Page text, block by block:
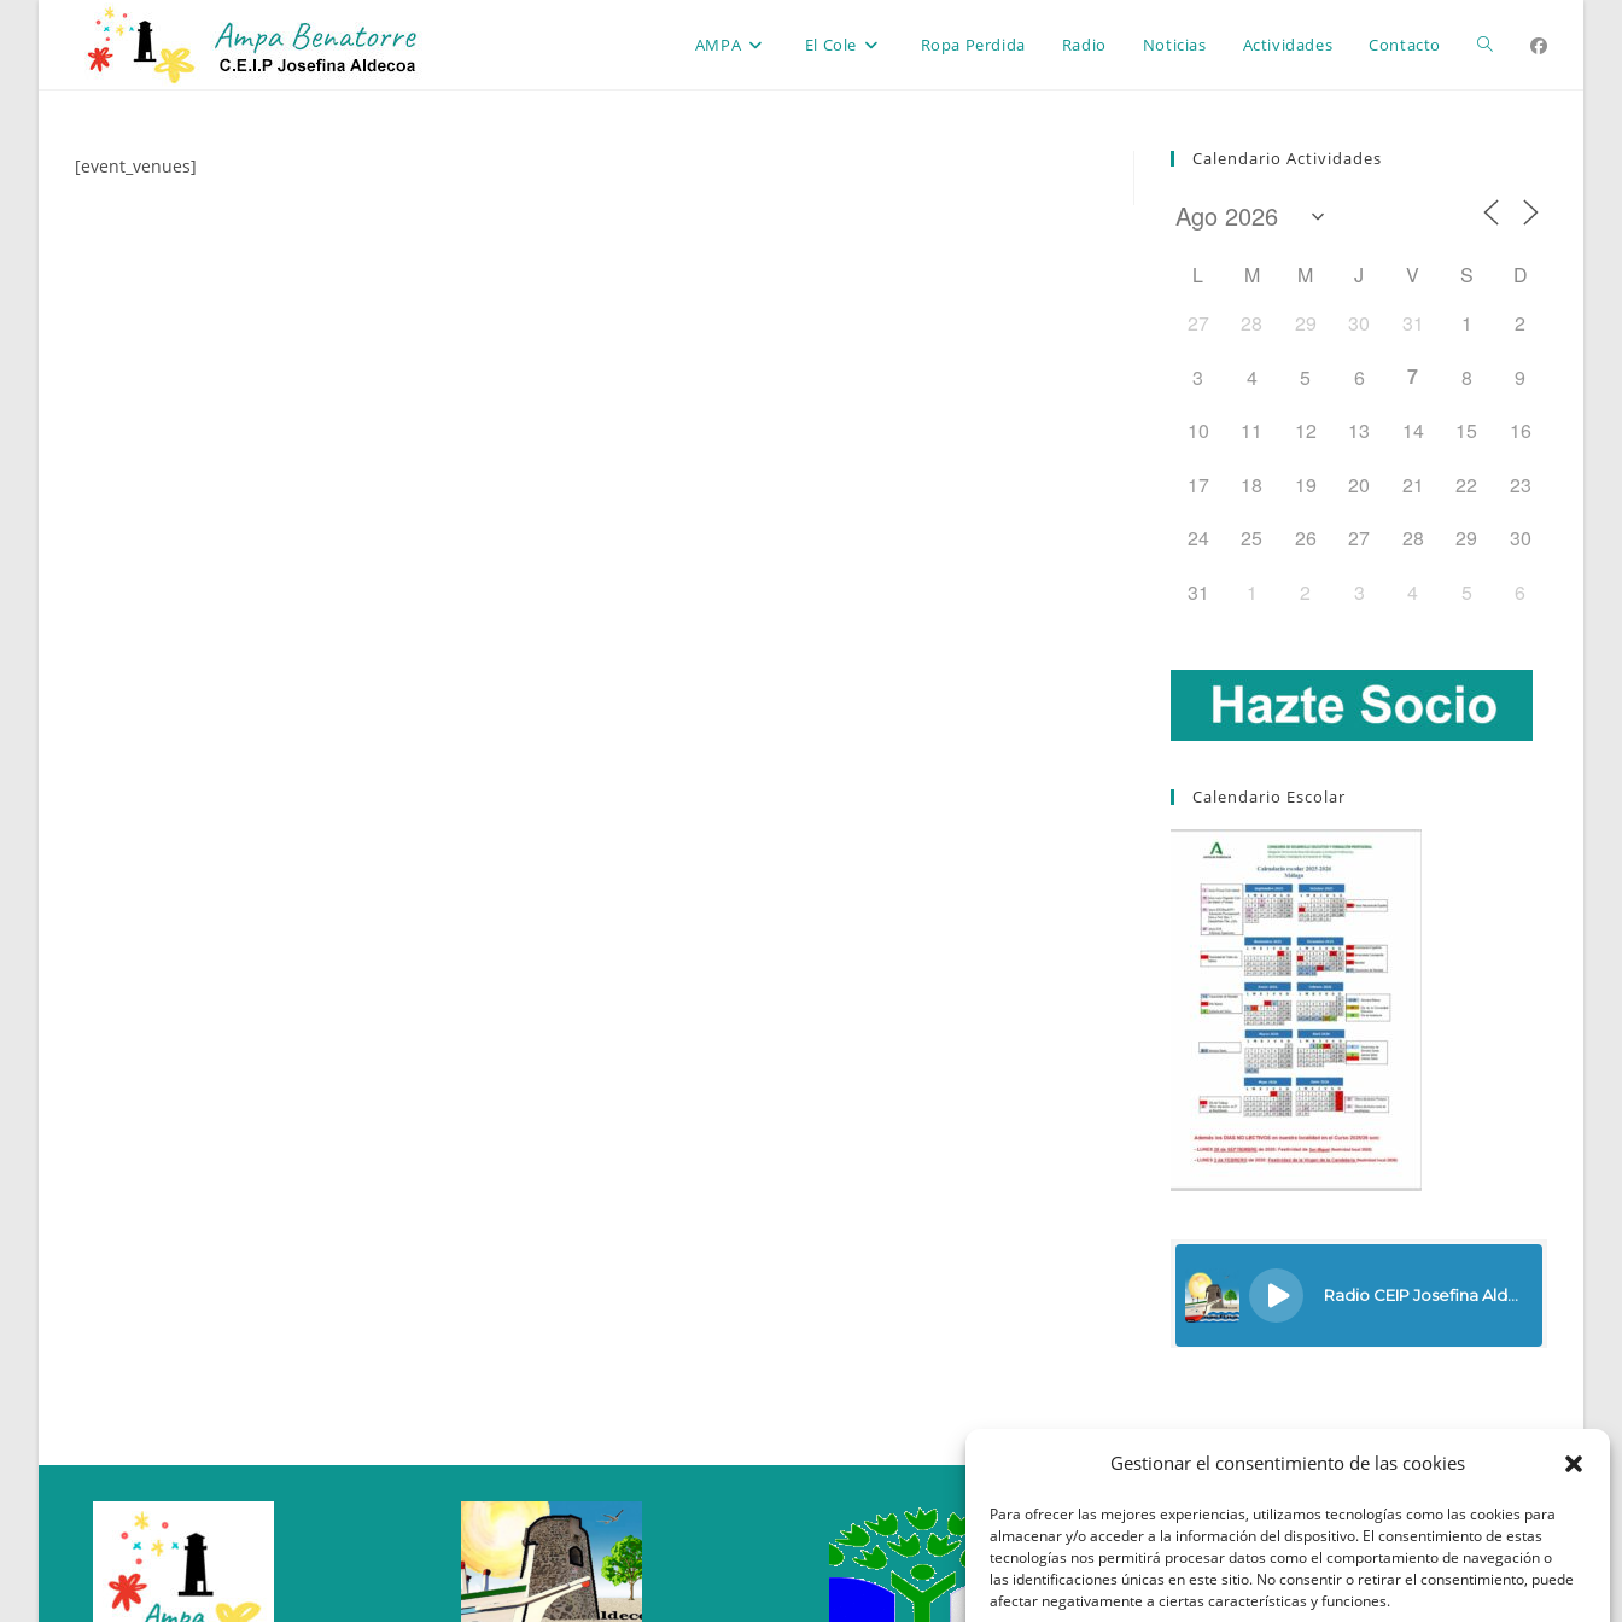
Gestionar el consentimiento de las cookies
Para ofrecer las mejores experiencias, utilizamos tecnologías como las cookies para
almacenar y/o acceder a la información del dispositivo. El consentimiento de estas
tecnologías nos permitirá procesar datos como el comportamiento de navegación o
las identificaciones únicas en este sitio. No consentir o retirar el consentimiento, puede
afectar negativamente a ciertas características y funciones.
AMPA El Cole Ropa Perdida Radio Noticias Actividades Contacto Alternar
de
[event_venues] Calendario Actividades
L M M J V S
D
27
28 29 30 31 1
2
3
4 5 6 7 8
9
10
11 12 13 14 15
16
17
18 19 20 21 22
23
24
25 26 27 28 29
30
31
1 2 3 4 5 6
Calendario Escolar
Política de Cookies
Política de Privacidad